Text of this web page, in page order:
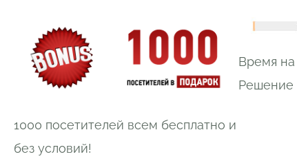
1000 посетителей всем бесплатно и
без условий!
Время на
Решение